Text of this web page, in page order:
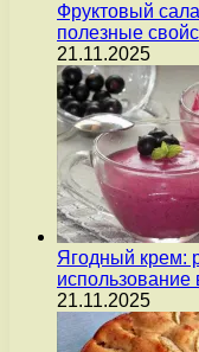
Фруктовый
полезные
21.11.2025
Ягодный крем:
использование
21.11.2025